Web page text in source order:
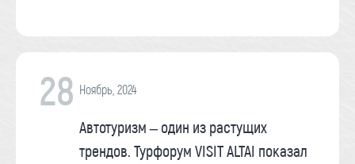
28 Ноябрь, 2024
Автотуризм – один из растущих
трендов. Турфорум VISIT ALTAI показал